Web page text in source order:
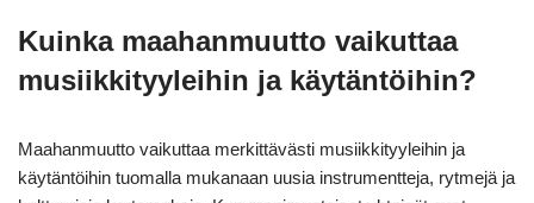
Kuinka maahanmuutto vaikuttaa
musiikkityyleihin ja käytäntöihin?
Maahanmuutto vaikuttaa merkittävästi musiikkityyleihin ja
käytäntöihin tuomalla mukanaan uusia instrumentteja, rytmejä ja